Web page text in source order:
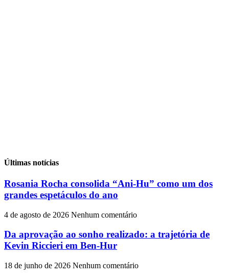
Últimas notícias
Rosania Rocha consolida “Ani-Hu” como um dos
grandes espetáculos do ano
4 de agosto de 2026 Nenhum comentário
Da aprovação ao sonho realizado: a trajetória de
Kevin Riccieri em Ben-Hur
18 de junho de 2026 Nenhum comentário